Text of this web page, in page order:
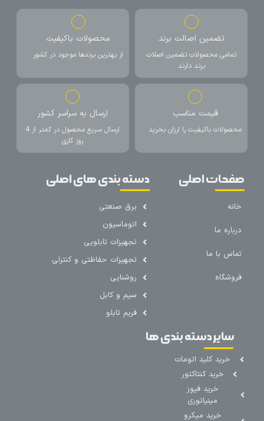
تضمین اصالت برند
تمامی محصولات تضمین اصلات
برند دارند
محصولات باکیفیت
از بهترین برندها موجود در کشور
قیمت مناسب
محصولات باکیفیت را ارزان بخرید
ارسال به سراسر کشور
ارسال سریع محصول در کمتر از 4
روز کاری
صفحات اصلی
خانه
درباره ما
تماس با ما
فروشگاه
دسته بندی های اصلی
برق صنعتی
اتوماسیون
تجهیزات تابلویی
تجهیزات حفاظتی و کنترلی
روشنایی
سیم و کابل
فریم تابلو
سایر دسته بندی ها
خرید کلید اتومات
خرید کنتاکتور
خرید فیوز
مینیاتوری
خرید میکرو